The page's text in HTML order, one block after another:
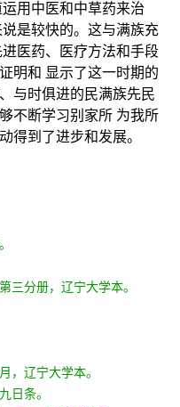
用中医和中草药来治
是较快的。这与满族充
医药、医疗方法和手段
明和 显示了这一时期的
与时俱进的民满族先民
不断学习别家所 为我所
得到了进步和发展。
分册，辽宁大学本。
辽宁大学本。
条。